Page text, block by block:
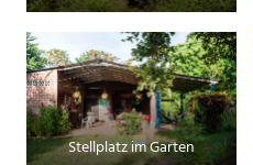
Stellplatz im Garten